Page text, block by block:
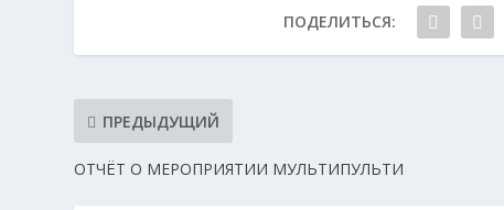
ПОДЕЛИТЬСЯ:
ПРЕДЫДУЩИЙ
ОТЧЁТ О МЕРОПРИЯТИИ МУЛЬТИПУЛЬТИ